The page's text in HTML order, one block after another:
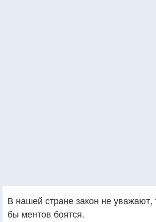
В нашей стране закон не уважают,
бы ментов боятся.